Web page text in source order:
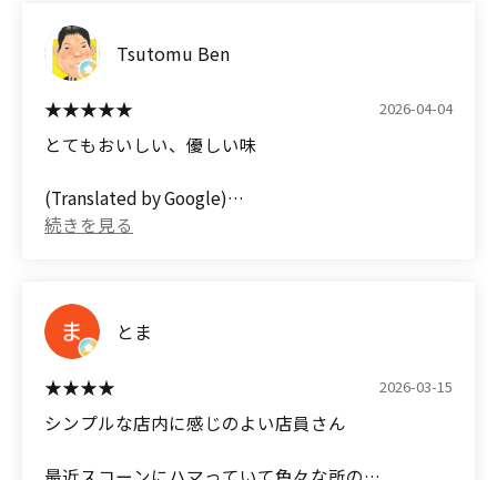
これからはここを勧めると思います。
派手さはないけれど、もらった人がちゃんと喜ぶタ
イプの手土産です。
(Translated by Google)
Yokohama, remember this place!]
mind.
■ Surprisingly moist texture
These aren't the typical dry, crumbly scones.
The outside is crisp and light, while the inside is
The Earl Grey also has a glaze and is topped with
It was delicious!
Cashless payment accepted
Free paper bags
Tsutomu Ben
2026-04-04
とてもおいしい、優しい味
(Translated by Google)
Very delicious, mild flavor
とま
2026-03-15
シンプルな店内に感じのよい店員さん